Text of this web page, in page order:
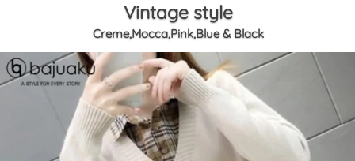
Vintage style
Creme,Mocca,Pink,Blue & Black